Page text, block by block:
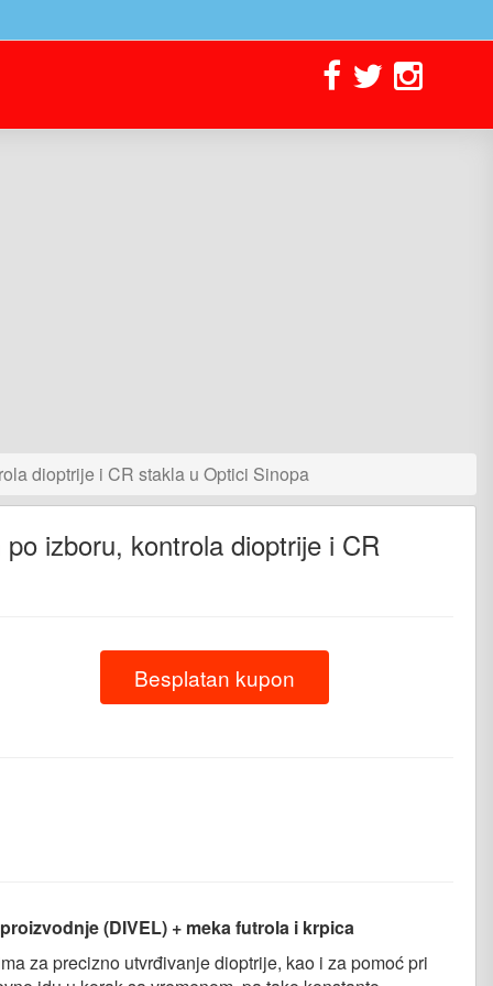
dioptrije i CR stakla u Optici Sinopa
izboru, kontrola dioptrije i CR
Besplatan kupon
(DIVEL) + meka futrola i krpica
za precizno utvrđivanje dioptrije, kao i za pomoć pri